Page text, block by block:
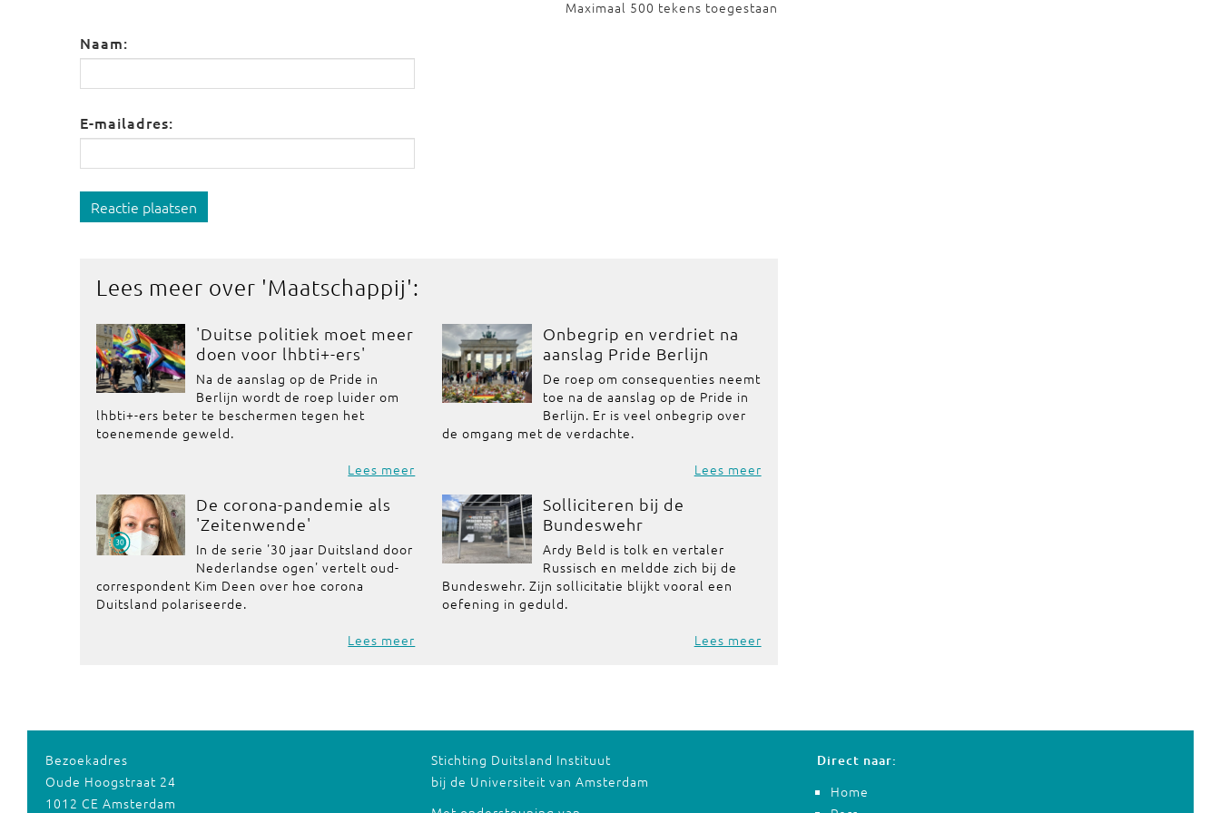
Maximaal 500 tekens toegestaan
Naam:
E-mailadres:
Reactie plaatsen
Lees meer over 'Maatschappij':
'Duitse politiek moet meer
doen voor lhbti+-ers'
Na de aanslag op de Pride in
Berlijn wordt de roep luider om
lhbti+-ers beter te beschermen tegen het
toenemende geweld.
Lees meer
Onbegrip en verdriet na
aanslag Pride Berlijn
De roep om consequenties neemt
toe na de aanslag op de Pride in
Berlijn. Er is veel onbegrip over
de omgang met de verdachte.
Lees meer
De corona-pandemie als
'Zeitenwende'
In de serie '30 jaar Duitsland door
Nederlandse ogen' vertelt oud-
correspondent Kim Deen over hoe corona
Duitsland polariseerde.
Lees meer
Solliciteren bij de
Bundeswehr
Ardy Beld is tolk en vertaler
Russisch en meldde zich bij de
Bundeswehr. Zijn sollicitatie blijkt vooral een
oefening in geduld.
Lees meer
Bezoekadres
Oude Hoogstraat 24
1012 CE Amsterdam
Stichting Duitsland Instituut
bij de Universiteit van Amsterdam
Direct naar:
Home